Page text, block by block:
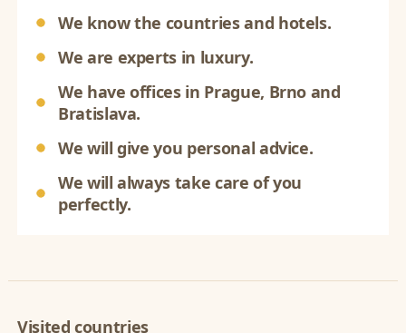
We know the countries and hotels.
We are experts in luxury.
We have offices in Prague, Brno and
Bratislava.
We will give you personal advice.
We will always take care of you
perfectly.
Visited countries